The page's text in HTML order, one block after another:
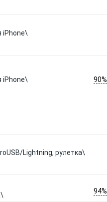
iPhone\
iPhone\
90%
Lightning, рулетка\
94%